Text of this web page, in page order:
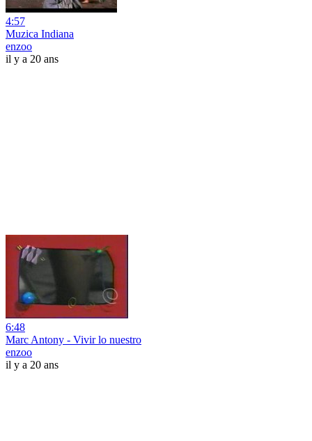
4:57
Muzica Indiana
enzoo
il y a 20 ans
6:48
Marc Antony - Vivir lo nuestro
enzoo
il y a 20 ans